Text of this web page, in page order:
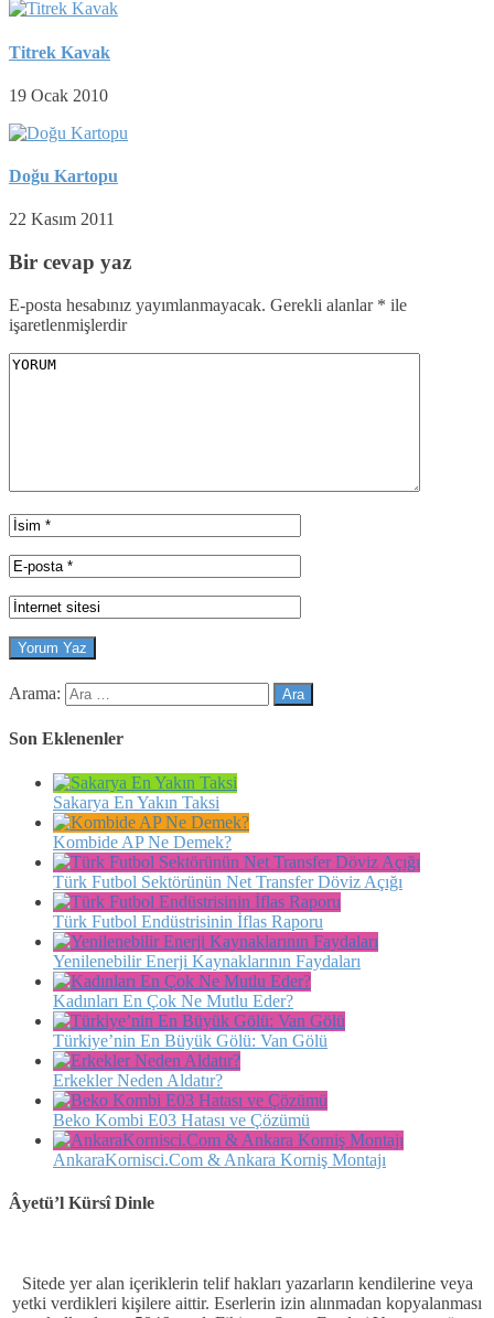
Titrek Kavak
19 Ocak 2010
Doğu Kartopu
22 Kasım 2011
Bir cevap yaz
E-posta hesabınız yayımlanmayacak. Gerekli alanlar * ile
işaretlenmişlerdir
Arama:
Son Eklenenler
Sakarya En Yakın Taksi
Kombide AP Ne Demek?
Türk Futbol Sektörünün Net Transfer Döviz Açığı
Türk Futbol Endüstrisinin İflas Raporu
Yenilenebilir Enerji Kaynaklarının Faydaları
Kadınları En Çok Ne Mutlu Eder?
Türkiye’nin En Büyük Gölü: Van Gölü
Erkekler Neden Aldatır?
Beko Kombi E03 Hatası ve Çözümü
AnkaraKornisci.Com & Ankara Korniş Montajı
Âyetü’l Kürsî Dinle
Sitede yer alan içeriklerin telif hakları yazarların kendilerine veya
yetki verdikleri kişilere aittir. Eserlerin izin alınmadan kopyalanması